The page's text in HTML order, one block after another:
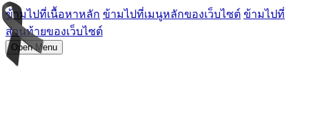
ข้ามไปที่เนื้อหาหลัก ข้ามไปที่เมนูหลักของเว็บไซต์ ข้ามไปที่
ส่วนท้ายของเว็บไซต์
Open Menu